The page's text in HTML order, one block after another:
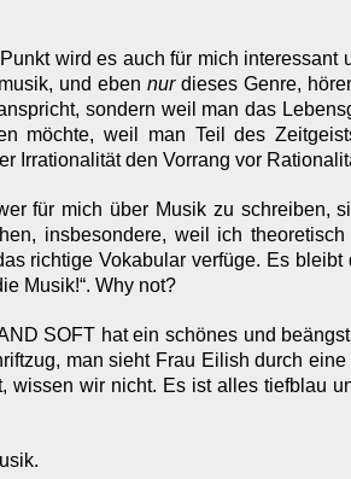
wird es auch für mich interessant
und eben nurdieses Genre,
sondern weil man das
möchte, weil man Teil des
Irrationalität den Vorrang vor
für mich über Musik zu schreiben,
insbesondere, weil ich
richtige Vokabular verfüge. Es
Musik!“. Why not?
SOFT hat ein schönes und
man sieht Frau Eilish durch
wissen wir nicht. Es ist alles tiefblau